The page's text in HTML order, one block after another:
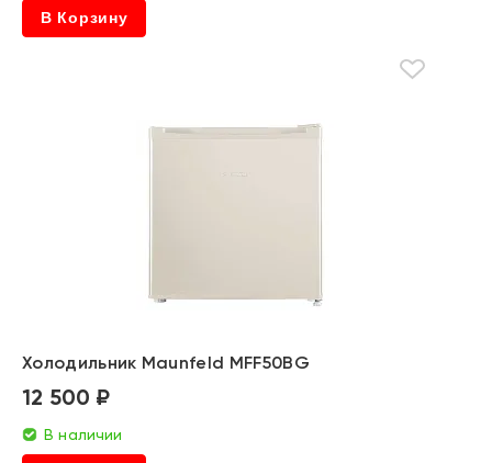
В Корзину
Холодильник Maunfeld MFF50BG
12 500 ₽
В наличии